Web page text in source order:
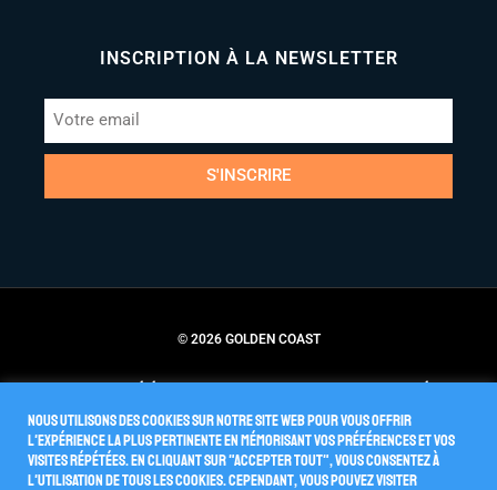
INSCRIPTION À LA NEWSLETTER
S'INSCRIRE
© 2026 GOLDEN COAST
Nous utilisons des cookies sur notre site Web pour vous offrir
l'expérience la plus pertinente en mémorisant vos préférences et vos
visites répétées. En cliquant sur "Accepter tout", vous consentez à
l'utilisation de TOUS les cookies. Cependant, vous pouvez visiter